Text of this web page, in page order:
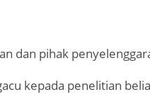
dan pihak
kepada penelitian